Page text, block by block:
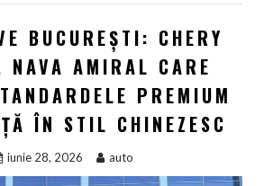
BUCUREȘTI: CHERY
NAVA AMIRAL CARE
PREMIUM
ÎN STIL CHINEZESC
iunie 28, 2026 auto